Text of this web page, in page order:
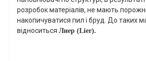
розробок матеріалів, не мають
накопичуватися пил і бруд. До таких
відноситься Лиер (Lier).